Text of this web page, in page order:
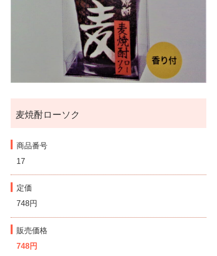
g
n
麦焼酎ローソク
商品番号
17
定価
748円
販売価格
748円